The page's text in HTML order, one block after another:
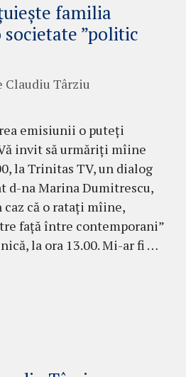
familia
”politic
Claudiu Târziu
emisiunii o puteți
invit să urmăriți mîine
la Trinitas TV, un dialog
d-na Marina Dumitrescu,
că o ratați mîine,
față între contemporani”
la ora 13.00. Mi-ar fi …